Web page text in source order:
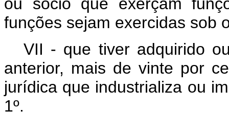
funções sejam exercidas sob
VII - que tiver adquirido
anterior, mais de vinte por
jurídica que industrializa ou
1º.